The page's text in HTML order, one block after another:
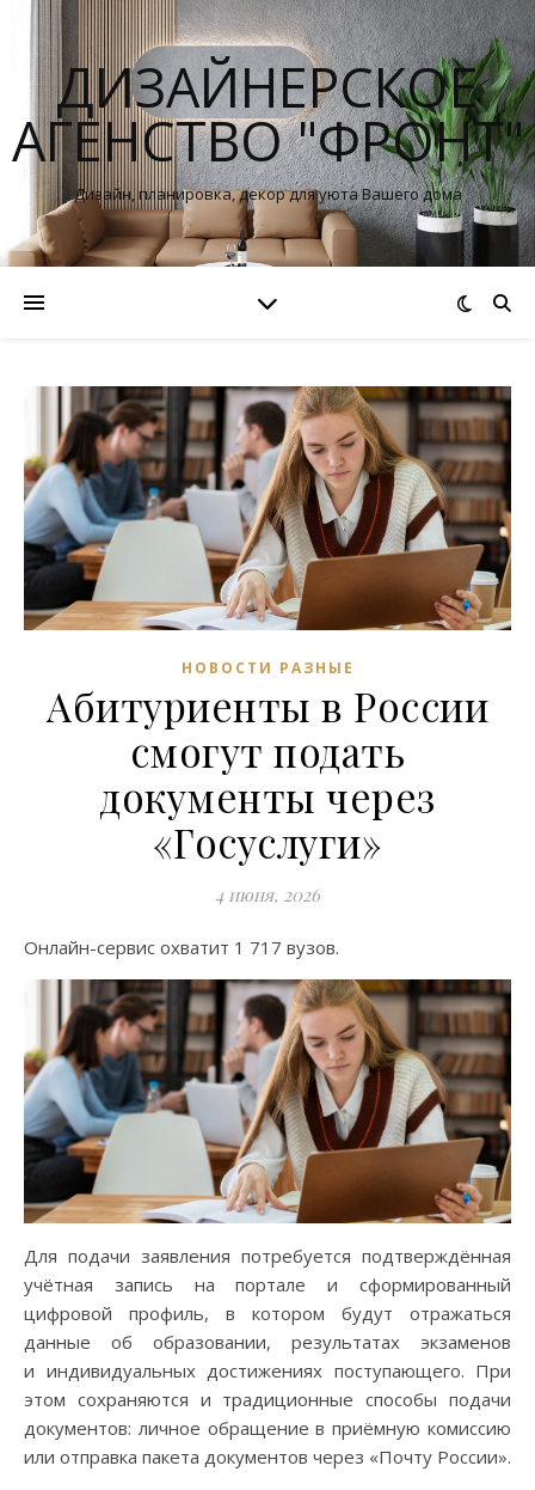
ДИЗАЙНЕРСКОЕ
АГЕНСТВО "ФРОНТ"
Дизайн, планировка, декор для уюта Вашего дома
НОВОСТИ РАЗНЫЕ
Абитуриенты в России
смогут подать
документы через
«Госуслуги»
4 июня, 2026
Онлайн-сервис охватит 1 717 вузов.
Для подачи заявления потребуется подтверждённая
учётная запись на портале и сформированный
цифровой профиль, в котором будут отражаться
данные об образовании, результатах экзаменов
и индивидуальных достижениях поступающего. При
этом сохраняются и традиционные способы подачи
документов: личное обращение в приёмную комиссию
или отправка пакета документов через «Почту России».